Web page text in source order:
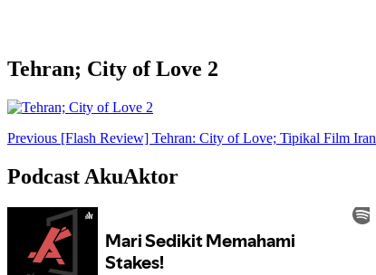
Tehran; City of Love 2
Post
Navigation
Previous [Flash Review] Tehran: City of Love; Tipikal Film Iran
Podcast AkuAktor